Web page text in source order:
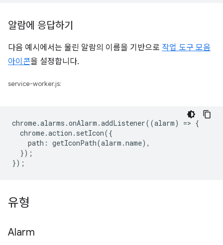
알람에 응답하기
다음 예시에서는 울린 알람의 이름을 기반으로 작업 도구 모음
아이콘을 설정합니다.
service-worker.js:
chrome.alarms .onAlarm .addListener((alarm) => {
chrome.action . setIcon({
path : getIconPath(alarm .name),
});
});
유형
Alarm